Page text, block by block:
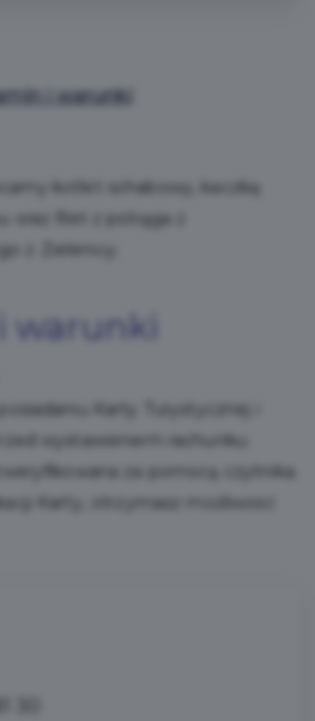
i warunki
kotlet schabowy, kaczkę
oraz filet z pstrąga z
z Zielenicy.
warunki
Karty Turystycznej i
wystawieniem rachunku.
za pomocą czytnika.
Karty, otrzymasz możliwość